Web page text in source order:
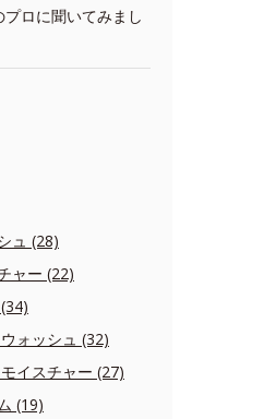
ロに聞いてみまし
ュ (28)
ャー (22)
ォッシュ (32)
イスチャー (27)
(19)